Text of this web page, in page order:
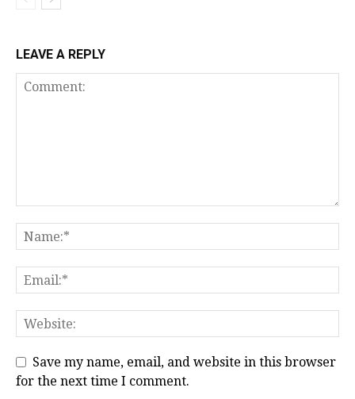
LEAVE A REPLY
Save my name, email, and website in this browser
for the next time I comment.